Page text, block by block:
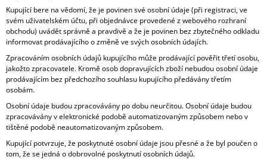
Kupující bere na vědomí, že je povinen své osobní údaje (při registraci, ve
svém uživatelském účtu, při objednávce provedené z webového rozhraní
obchodu) uvádět správně a pravdivě a že je povinen bez zbytečného odkladu
informovat prodávajícího o změně ve svých osobních údajích.
Zpracováním osobních údajů kupujícího může prodávající pověřit třetí osobu,
jakožto zpracovatele. Kromě osob dopravujících zboží nebudou osobní údaje
prodávajícím bez předchozího souhlasu kupujícího předávány třetím
osobám.
Osobní údaje budou zpracovávány po dobu neurčitou. Osobní údaje budou
zpracovávány v elektronické podobě automatizovaným způsobem nebo v
tištěné podobě neautomatizovaným způsobem.
Kupující potvrzuje, že poskytnuté osobní údaje jsou přesné a že byl poučen o
tom, že se jedná o dobrovolné poskytnutí osobních údajů.
HLEDAT
D
O
P
O
R
U
Č